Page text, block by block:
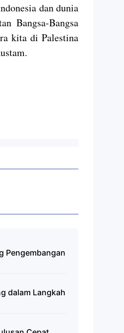
dan dunia
Bangsa-Bangsa
kita di Palestina
Pengembangan
dalam Langkah